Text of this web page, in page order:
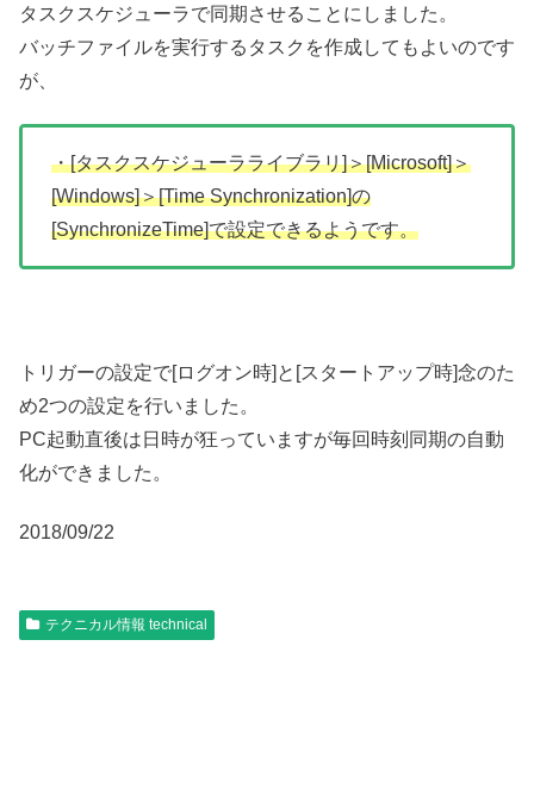
タスクスケジューラで同期させることにしました。
バッチファイルを実行するタスクを作成してもよいのです
が、
・[タスクスケジューラライブラリ]＞[Microsoft]＞
[Windows]＞[Time Synchronization]の
[SynchronizeTime]で設定できるようです。
トリガーの設定で[ログオン時]と[スタートアップ時]念のた
め2つの設定を行いました。
PC起動直後は日時が狂っていますが毎回時刻同期の自動
化ができました。
2018/09/22
テクニカル情報 technical